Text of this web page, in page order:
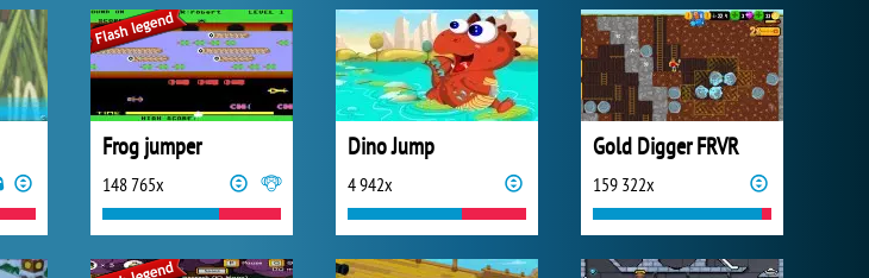
Frog jumper
148 765x
Dino Jump
4 942x
Gold Digger FRVR
159 322x